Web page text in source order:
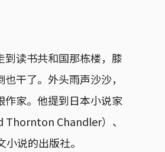
读书共和国那栋楼，膝
干了。外头雨声沙沙，
家。他提到日本小说家
Chandler）、
说的出版社。